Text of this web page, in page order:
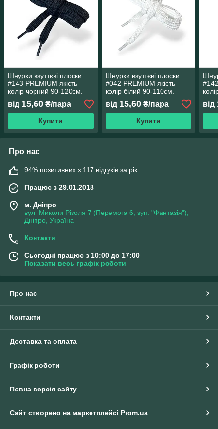
Шнурки взуттєві плоски
#143 PREMIUM якість
колір чорний 90-120см.
від 15,60 ₴/пара
Купити
Шнурки взуттєві плоски
#042 PREMIUM якість
колір білий 90-110см.
від 15,60₴/пара
Купити
від
Про нас
94% позитивних з 117 відгуків за рік
Працює з 29.01.2018
м. Дніпро
вул. Миколи Різоля 7 (Перемога 6, зуп. "Фантазія"),
Дніпро, Україна
Контакти
Сьогодні працює з 10:00 до 17:00
Показати весь графік роботи
Про нас
Контакти
Доставка та оплата
Графік роботи
Повна версія сайту
Сайт створено на маркетплейсі Prom.ua